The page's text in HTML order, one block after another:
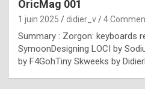
l
e
x
OricMag 001
1 juin 2025 didier_v 4
Summary : Zorgon: keyboards
SymoonDesigning LOCI by
by F4GohTiny Skweeks by